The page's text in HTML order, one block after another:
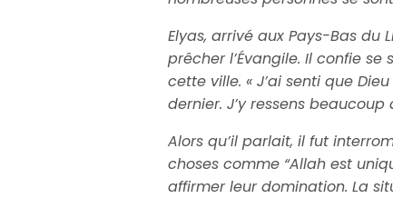
Elyas, arrivé aux Pays-Bas
prêcher l’Évangile. Il confie
cette ville. « J’ai senti que
dernier. J’y ressens
Alors qu’il parlait, il fut
choses comme “Allah est
affirmer leur domination. La